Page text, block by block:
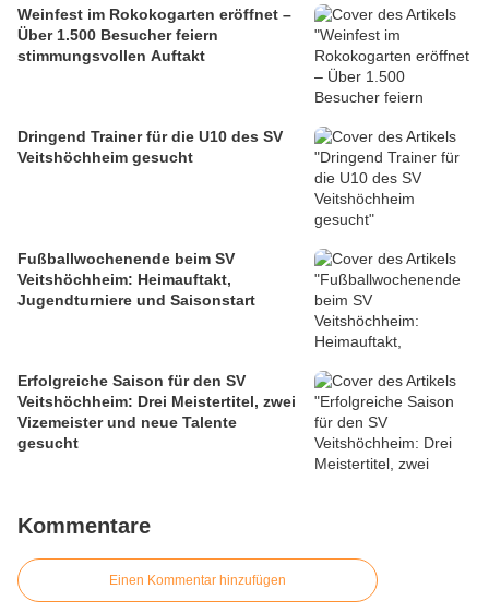
Weinfest im Rokokogarten eröffnet –
Über 1.500 Besucher feiern
stimmungsvollen Auftakt
Dringend Trainer für die U10 des SV
Veitshöchheim gesucht
Fußballwochenende beim SV
Veitshöchheim: Heimauftakt,
Jugendturniere und Saisonstart
Erfolgreiche Saison für den SV
Veitshöchheim: Drei Meistertitel, zwei
Vizemeister und neue Talente
gesucht
Kommentare
Einen Kommentar hinzufügen